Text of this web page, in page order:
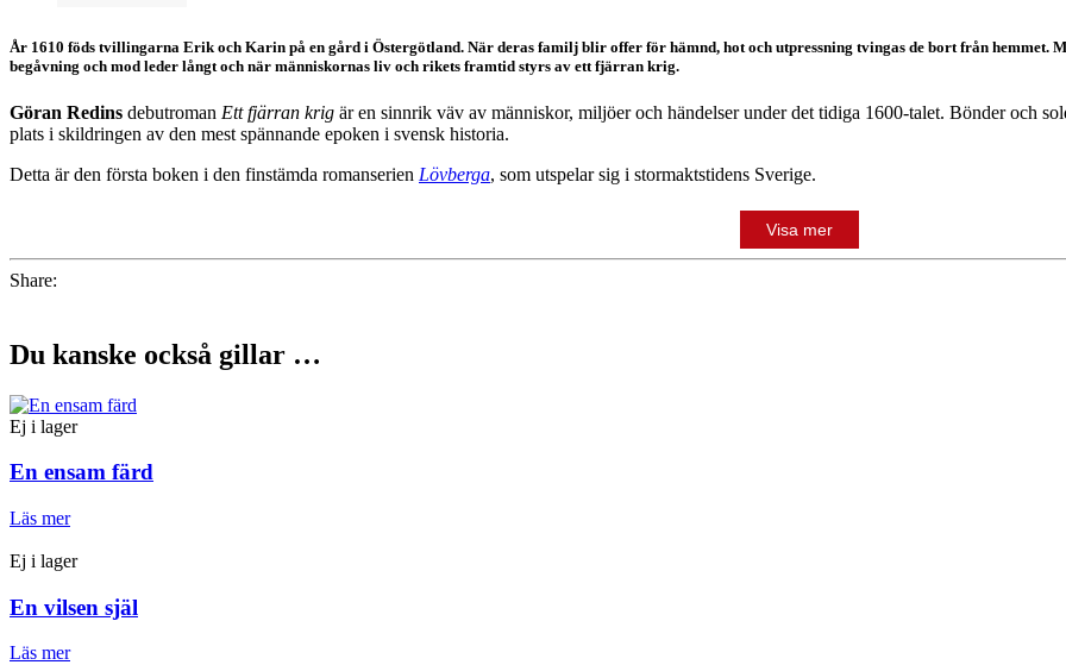
År 1610 föds tvillingarna Erik och Karin på en gård i Östergötland. När deras familj blir offer för hämnd, hot och utpressning tvingas de bort från hemmet.
begåvning och mod leder långt och när människornas liv och rikets framtid styrs av ett fjärran krig.
Göran Redins debutroman Ett fjärran krig är en sinnrik väv av människor, miljöer och händelser under det tidiga 1600-talet. Bönder och
plats i skildringen av den mest spännande epoken i svensk historia.
Detta är den första boken i den finstämda romanserien Lövberga, som utspelar sig i stormaktstidens Sverige.
Visa mer
Share:
Du kanske också gillar …
Ej i lager
En ensam färd
Läs mer
Ej i lager
En vilsen själ
Läs mer